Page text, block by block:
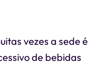
vezes a sede é
de bebidas